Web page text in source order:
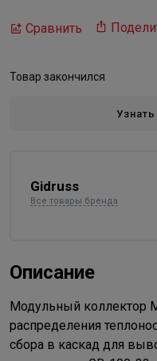
Сравнить
Товар закончился
Gidruss
Все товары бренда
Описание
Модульный коллектор
распределения
сбора в каскад для